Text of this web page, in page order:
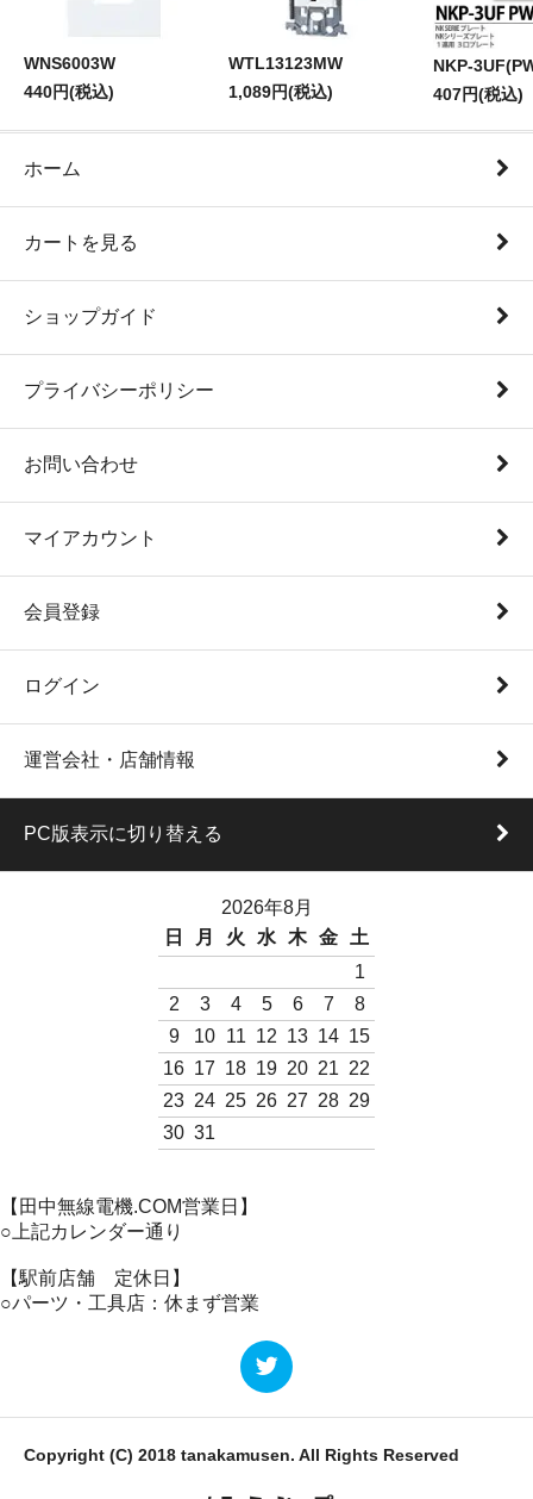
WNS6003W
440円(税込)
WTL13123MW
1,089円(税込)
NKP-
407円(税込)
ホーム
カートを見る
ショップガイド
プライバシーポリシー
お問い合わせ
マイアカウント
会員登録
ログイン
運営会社・店舗情報
PC版表示に切り替える
2026年8月
日
月 火 水 木 金
土
1
2
3 4 5 6 7
8
9
10 11 12 13 14 15
16 17 18 19 20 21 22
23 24 25 26 27 28 29
30 31
【田中無線電機.COM営業日】
○上記カレンダー通り
【駅前店舗 定休日】
○パーツ・工具店：休まず営業
Copyright (C) 2018 tanakamusen. All Rights Reserved